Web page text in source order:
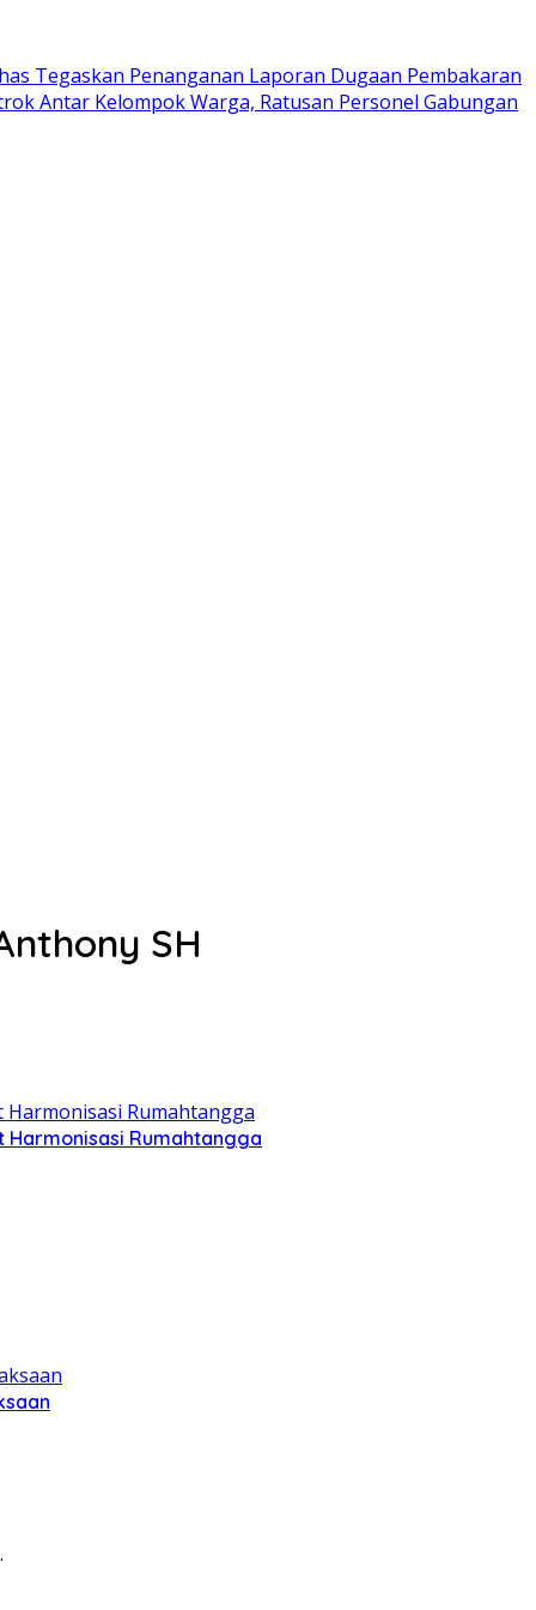
Tegaskan Penanganan Laporan Dugaan Pembakaran
Antar Kelompok Warga, Ratusan Personel Gabungan
SH
Harmonisasi Rumahtangga